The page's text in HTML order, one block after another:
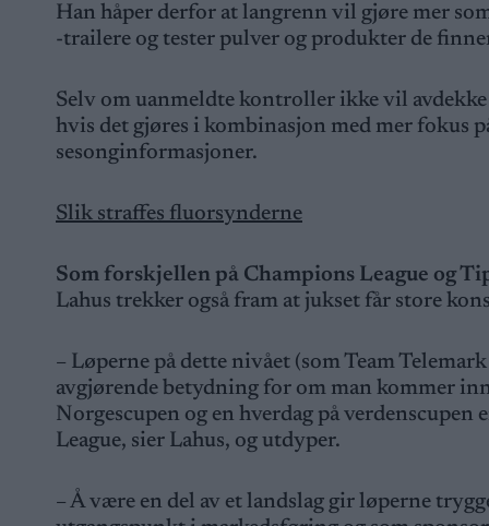
Han håper derfor at langrenn vil gjøre mer
-trailere og tester pulver og produkter de
Selv om uanmeldte kontroller ikke vil
hvis det gjøres i kombinasjon med mer fokus
sesonginformasjoner.
Slik straffes fluorsynderne
Som forskjellen på Champions League og
Lahus trekker også fram at jukset får store
– Løperne på dette nivået (som Team
avgjørende betydning for om man kommer
Norgescupen og en hverdag på
League, sier Lahus, og utdyper.
– Å være en del av et landslag gir løperne